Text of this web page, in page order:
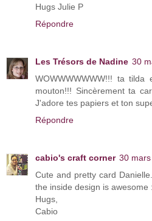
Hugs Julie P
Répondre
Les Trésors de Nadine 30
WOWWWWWWW!!! ta
mouton!!! Sincèrement ta
J'adore tes papiers et ton
Répondre
cabio's craft corner 30
Cute and pretty card
the inside design is awesome
Hugs,
Cabio